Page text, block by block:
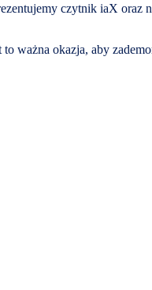
czytnik iaX oraz
okazja, aby